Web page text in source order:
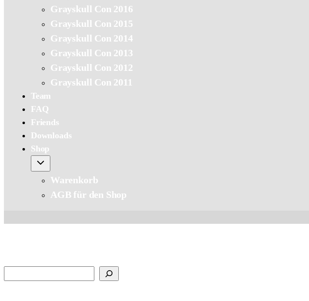
Grayskull Con 2016
Grayskull Con 2015
Grayskull Con 2014
Grayskull Con 2013
Grayskull Con 2012
Grayskull Con 2011
Team
FAQ
Friends
Downloads
Shop
Warenkorb
AGB für den Shop